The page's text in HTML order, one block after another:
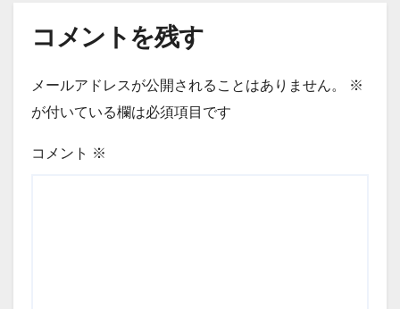
コメントを残す
メールアドレスが公開されることはありません。
※
が付いている欄は必須項目です
コメント ※